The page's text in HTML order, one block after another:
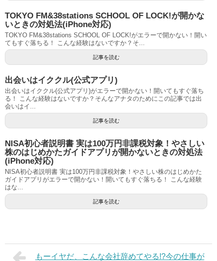
TOKYO FM&38stations SCHOOL OF LOCK!が開かな
いときの対処法(iPhone対応)
TOKYO FM&38stations SCHOOL OF LOCK!がエラーで開かない！開い
てもすぐ落ちる！ こんな経験はないですか？そ...
記事を読む
出会いはイククル(公式アプリ)
出会いはイククル(公式アプリ)がエラーで開かない！開いてもすぐ落ち
る！ こんな経験はないですか？そんなアナタのためにこの記事では出
会いはイ...
記事を読む
NISA初心者説明書 実は100万円非課税対象！やさしい
株のはじめかたガイドアプリが開かないときの対処法
(iPhone対応)
NISA初心者説明書 実は100万円非課税対象！やさしい株のはじめかた
ガイドアプリがエラーで開かない！開いてもすぐ落ちる！ こんな経験
はな...
記事を読む
もーイヤだ、こんな会社辞めてやる!?今の仕事が